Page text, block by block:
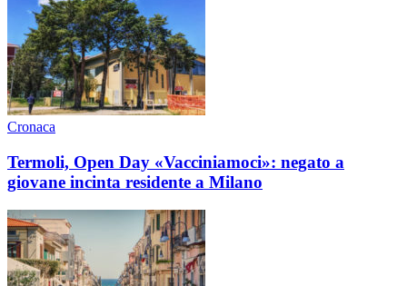
Cronaca
Termoli, Open Day «Vacciniamoci»: negato a
giovane incinta residente a Milano